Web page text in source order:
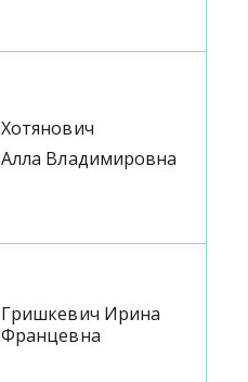
Хотянович
Алла Владимировна
Гришкевич Ирина
Францевна